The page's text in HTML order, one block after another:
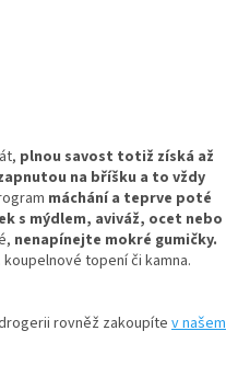
plnou savost totiž získá až
na bříšku a to vždy
máchání a teprve poté
s mýdlem, aviváž, ocet nebo
nenapínejte mokré gumičky.
koupelnové topení či kamna.
rovněž zakoupíte v našem